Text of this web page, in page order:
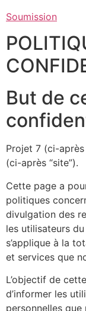
Soumission
But de
Projet 7 (ci-après
(ci-après “site”).
Cette page a
politiques
divulgation des
les utilisateurs
s’applique à la
et services que
L’objectif de
d’informer les
personnelles